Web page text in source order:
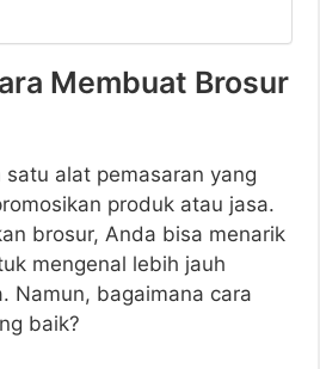
Membuat Brosur
alat pemasaran yang
produk atau jasa.
brosur, Anda bisa menarik
mengenal lebih jauh
Namun, bagaimana cara
baik?